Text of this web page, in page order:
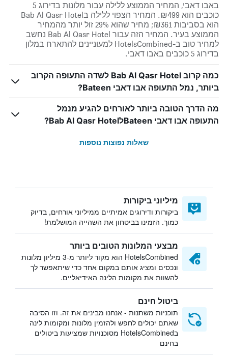
באבו דאבי, המחיר הממוצע ללילה עבור מלונות בדירוג 5
כוכבים הוא ₪499. המחיר הצפוי ללילה בBab Al Qasr Hotel
הוא בסביבות ₪361; מחיר שהוא 29% זול יותר מהמחיר
הממוצע בעיר. המחיר הזה עבור Bab Al Qasr Hotel נחשב
למחיר טוב ב-HotelsCombined למעוניינים להתארח במלון
בדירוג 5 כוכבים באבו דאבי.
כמה קרוב Bab Al Qasr Hotel לשדה התעופה הקרוב
ביותר, נמל התעופה אבו דאבי Bateen?
מה הדרך הטובה ביותר לאורחים להגיע מנמל
התעופה אבו דאבי BateenלBab Al Qasr Hotel?
שאלות נפוצות נוספות
מיליוני ביקורות
ביקורות ודירוגים אמיתיים ממיליוני אורחים, בדיוק
כמוך. הזמינו בביטחון את השהייה המושלמת!
מבצעי המלונות הטובים ביותר
HotelsCombined הוא מקור ליותר מ-3 מיליון מלונות
ונכסים ומציג אותם במקום אחד כדי שיתאפשר לך
להשוות את מקומות הלינה האידיאליים.
ביטול חינם
תוכניות משתנות - אנחנו מבינים את זה. וזו הסיבה
שאתם יכולים לחפש ולהזמין מלונות ומקומות לינה
בHotelsCombined מסוכנויות שמציעות ביטולים
בחינם